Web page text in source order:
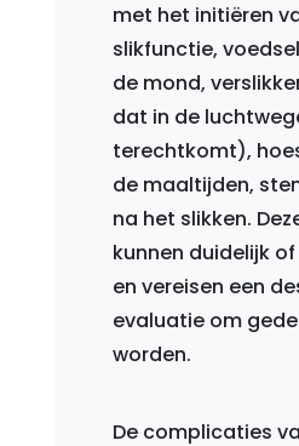
met het initiëren
slikfunctie,
de mond,
dat in de
terechtkomt),
de maaltijden,
na het slikken.
kunnen duidelijk
en vereisen een
evaluatie om
worden.
De complicaties